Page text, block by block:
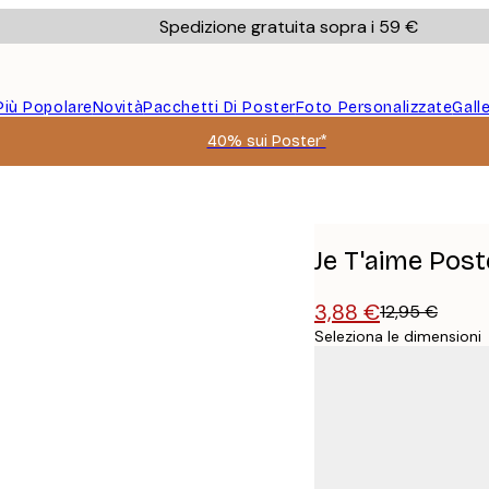
Spedizione gratuita sopra i 59 €
PopolareNovitàPacchetti Di PosterFoto Personalizzate
40% sui Poster*
Je T'aime
3,88 €12,95 €
Seleziona le dimensioni